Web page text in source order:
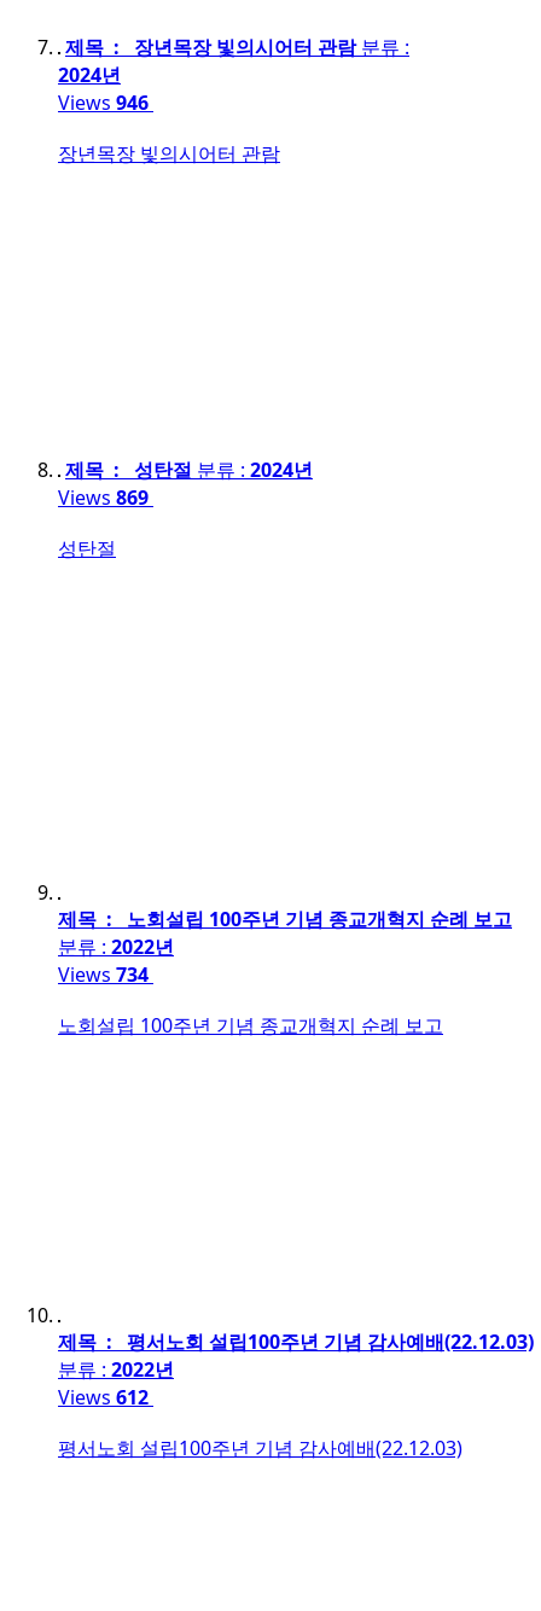
제목 : 장년목장 빛의시어터 관람분류 :
2024년
Views 946
장년목장 빛의시어터 관람
제목 : 성탄절 분류 : 2024년
Views 869
성탄절
제목 : 노회설립 100주년 기념 종교개혁지 순례 보고
분류 : 2022년
Views 734
노회설립 100주년 기념 종교개혁지 순례 보고
제목 : 평서노회 설립100주년 기념 감사예배(22.12.03)
분류 : 2022년
Views 612
평서노회 설립100주년 기념 감사예배(22.12.03)